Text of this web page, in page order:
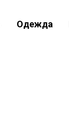
Одежда